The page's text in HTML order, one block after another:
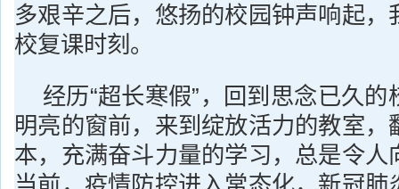
多艰辛之后，悠扬的校园钟声响起，
校复课时刻。
经历“超长寒假”，回到思念已久
明亮的窗前，来到绽放活力的教室，
本，充满奋斗力量的学习，总是令人